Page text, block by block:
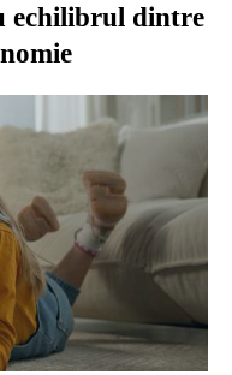
echilibrul dintre